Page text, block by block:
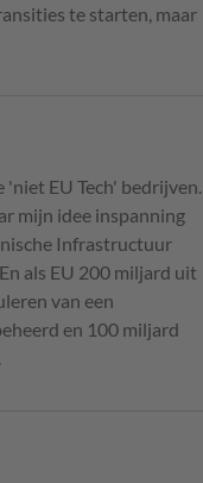
te starten, maar
EU Tech' bedrijven.
mijn idee inspanning
Infrastructuur
als EU 200 miljard uit
van een
en 100 miljard